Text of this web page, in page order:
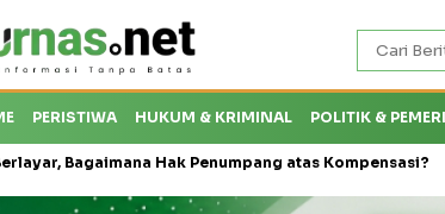
PERISTIWA HUKUM & KRIMINAL POLITIK &
Hak Penumpang atas Kompensasi? Kejati